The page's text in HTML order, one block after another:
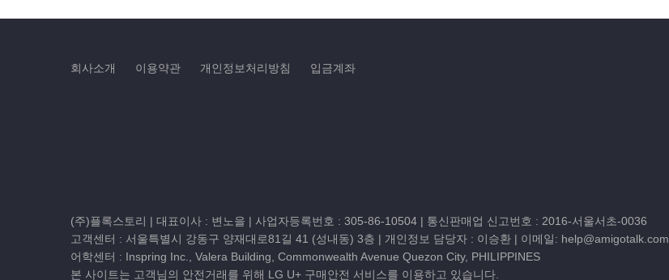
회사소개 이용약관 개인정보처리방침 입금계좌
(주)플록스토리 | 대표이사 : 변노을 | 사업자등록번호 : 305-86-10504 | 통신판매업 신고번호 : 2016-서울서초-0036
고객센터 : 서울특별시 강동구 양재대로81길 41 (성내동) 3층 | 개인정보 담당자 : 이승환 | 이메일: help@amigotalk.com
어학센터 : Inspring Inc., Valera Building, Commonwealth Avenue Quezon City, PHILIPPINES
본 사이트는 고객님의 안전거래를 위해 LG U+ 구매안전 서비스를 이용하고 있습니다.